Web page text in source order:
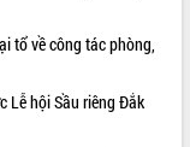
tổ về công tác phòng,
Lễ hội Sầu riêng Đắk